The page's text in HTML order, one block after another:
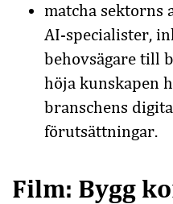
matcha sektorns
AI-specialister,
behovsägare till
höja kunskapen
branschens
förutsättningar.
Film: Bygg